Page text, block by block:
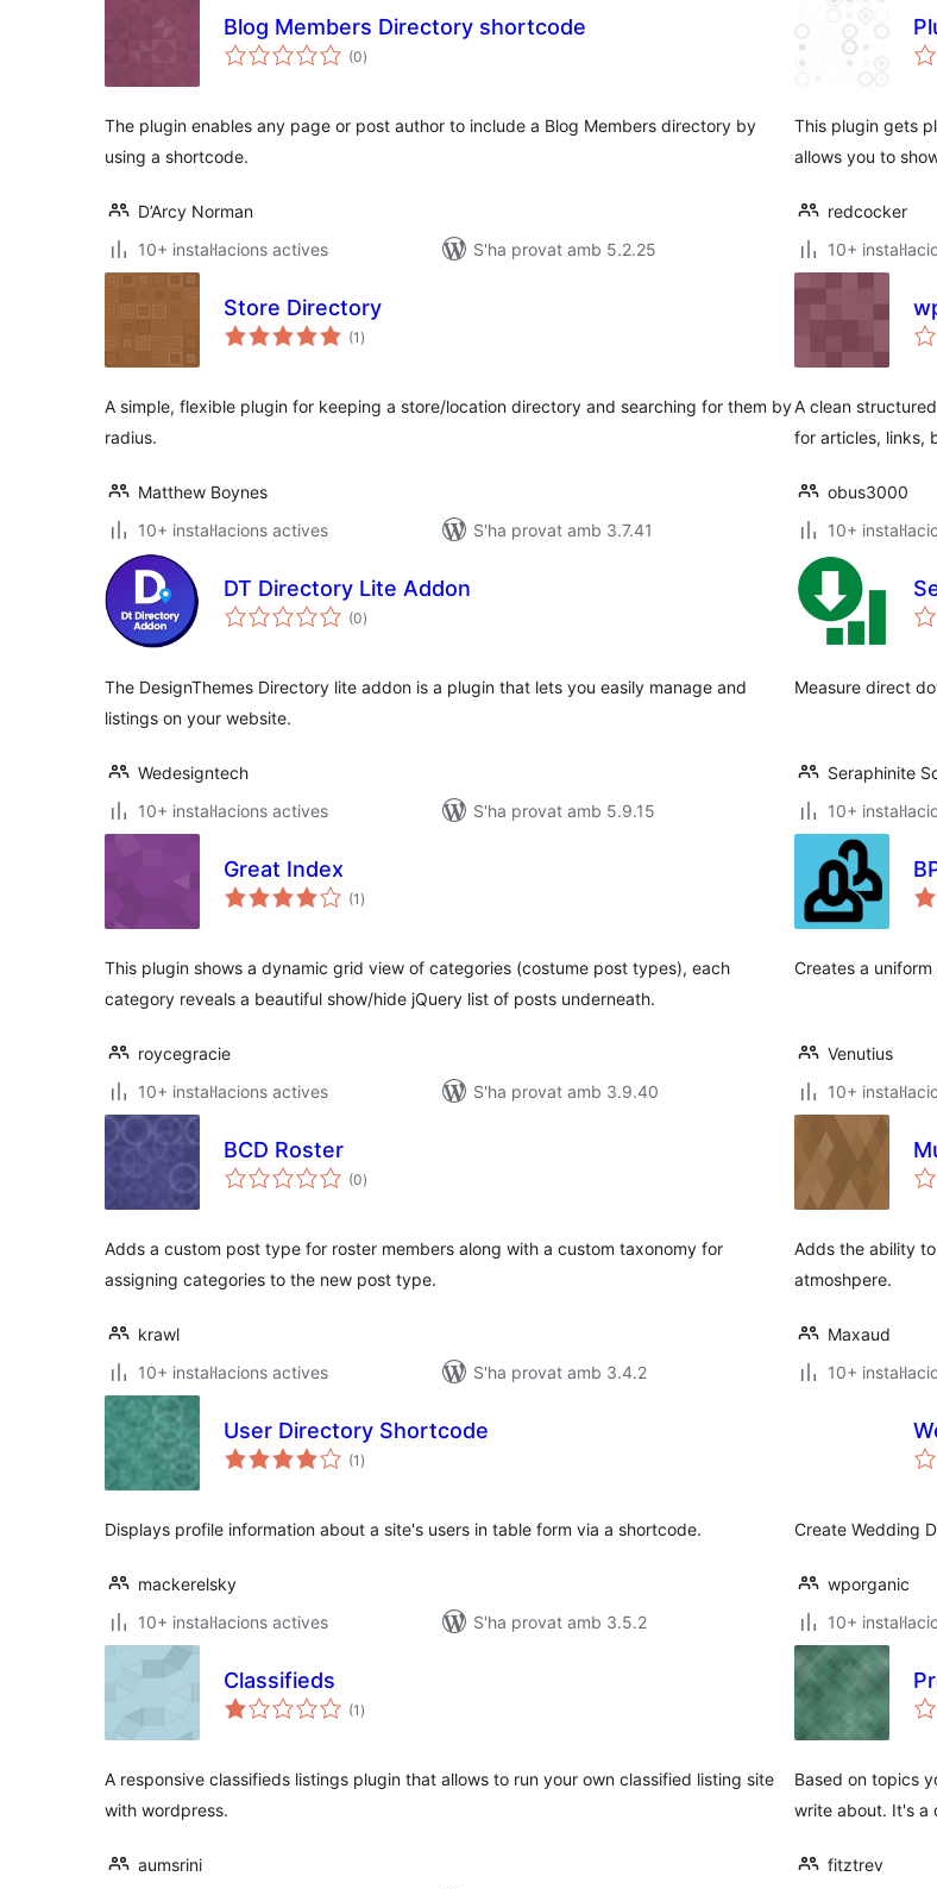
Blog Members Directory shortcode
(0puntuacions
totals
)
The plugin enables any page or post author to include a Blog Members directory by
using a shortcode.
D’Arcy Norman
10+ instal·lacions actives
S'ha provat amb 5.2.25
This plugin gets
allows you to
redcocker
10+
Store Directory
(1 puntuacions
totals
)
A simple, flexible plugin for keeping a store/location directory and searching for them by
radius.
Matthew Boynes
10+ instal·lacions actives
S'ha provat amb 3.7.41
A clean
for articles, links,
obus3000
10+
DT Directory Lite Addon
(0puntuacions
totals
)
The DesignThemes Directory lite addon is a plugin that lets you easily manage and
listings on your website.
Wedesigntech
10+ instal·lacions actives
S'ha provat amb 5.9.15
Measure direct
Seraphinite
10+
Great Index
(1 puntuacions
totals
)
This plugin shows a dynamic grid view of categories (costume post types), each
category reveals a beautiful show/hide jQuery list of posts underneath.
roycegracie
10+ instal·lacions actives
S'ha provat amb 3.9.40
Creates a
Venutius
10+
BCD Roster
(0puntuacions
totals
)
Adds a custom post type for roster members along with a custom taxonomy for
assigning categories to the new post type.
krawl
10+ instal·lacions actives
S'ha provat amb 3.4.2
Adds the ability
atmoshpere.
Maxaud
10+
User Directory Shortcode
(1 puntuacions
totals
)
Displays profile information about a site's users in table form via a shortcode.
mackerelsky
10+ instal·lacions actives
S'ha provat amb 3.5.2
Create Wedding
wporganic
10+
Classifieds
(1 puntuacions
totals
)
A responsive classifieds listings plugin that allows to run your own classified listing site
with wordpress.
aumsrini
Based on topics
write about. It's a
fitztrev